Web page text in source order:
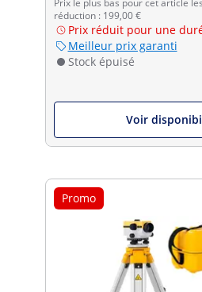
réduction : 199,00 €
Prix réduit pour une
Meilleur prix garanti
Stock épuisé
Voir
Promo